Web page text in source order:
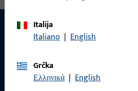
Rado ćemo vam pomoći!
Italija
Italiano | English
Grčka
Ελληνικά | English